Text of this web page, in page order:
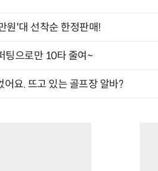
'대 선착순 한정판매!
으로만 10타 줄여~
요. 뜨고 있는 골프장 알바?